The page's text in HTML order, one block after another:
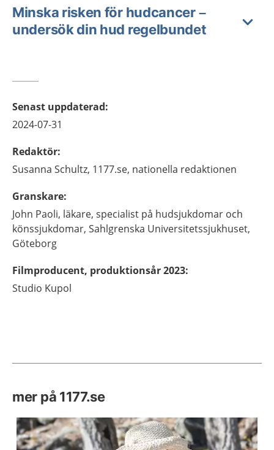
Minska risken för hudcancer –
undersök din hud regelbundet
Senast uppdaterad:
2024-07-31
Redaktör:
Susanna Schultz, 1177.se, nationella redaktionen
Granskare:
John Paoli, läkare, specialist på hudsjukdomar och
könssjukdomar, Sahlgrenska Universitetssjukhuset,
Göteborg
Filmproducent, produktionsår 2023:
Studio Kupol
mer på 1177.se